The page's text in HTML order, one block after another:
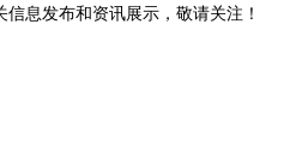
息发布和资讯展示，敬请关注！